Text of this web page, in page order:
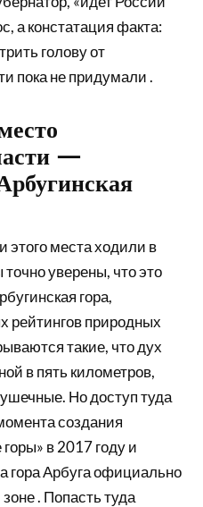
а констатация факта:
голову от
пока не придумали .
—
этого места ходили в
уверены, что это
гора,
рейтингов природных
такие, что дух
в пять километров,
Но доступ туда
создания
в 2017 году и
гора Арбуга официально
. Попасть туда